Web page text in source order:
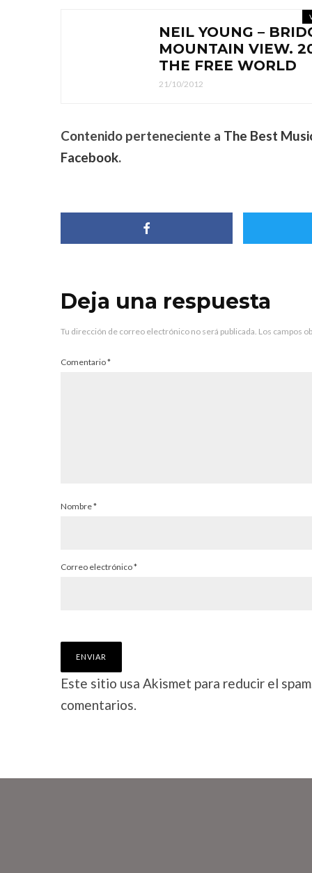
NEIL YOUNG –
MOUNTAIN VIEW.
THE FREE WORLD
21/10/2012
Contenido perteneciente a The Best
Facebook.
Deja una respuesta
Tu dirección de correo electrónico no será publicada. Los campos
Comentario*
Nombre*
Correo electrónico*
Este sitio usa Akismet para reducir el
comentarios.